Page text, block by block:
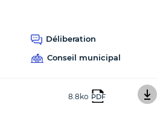
Déliberation
Conseil municipal
8.8ko PDF